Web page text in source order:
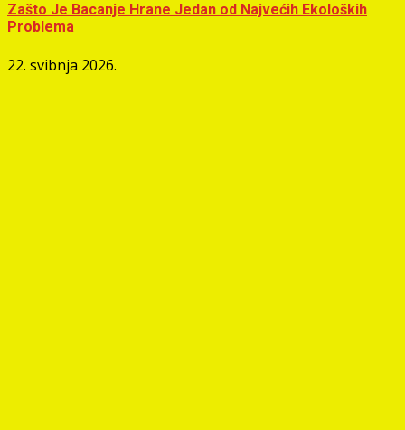
Zašto Je Bacanje Hrane Jedan od Najvećih Ekoloških
Problema
22. svibnja 2026.